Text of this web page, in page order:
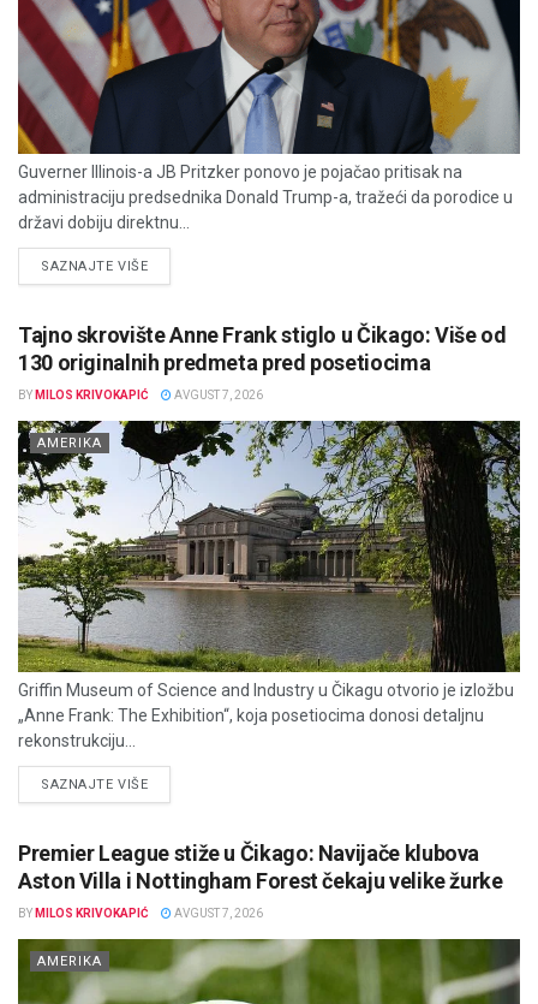
Guverner Illinois-a JB Pritzker ponovo je pojačao pritisak na
administraciju predsednika Donald Trump-a, tražeći da porodice u
državi dobiju direktnu...
SAZNAJTE VIŠEDETAILS
Tajno skrovište Anne Frank stiglo u Čikago: Više od
130 originalnih predmeta pred posetiocima
BY MILOS KRIVOKAPIĆ AVGUST 7, 2026
AMERIKA
Griffin Museum of Science and Industry u Čikagu otvorio je izložbu
„Anne Frank: The Exhibition“, koja posetiocima donosi detaljnu
rekonstrukciju...
SAZNAJTE VIŠEDETAILS
Premier League stiže u Čikago: Navijače klubova
Aston Villa i Nottingham Forest čekaju velike žurke
BY MILOS KRIVOKAPIĆ AVGUST 7, 2026
AMERIKA